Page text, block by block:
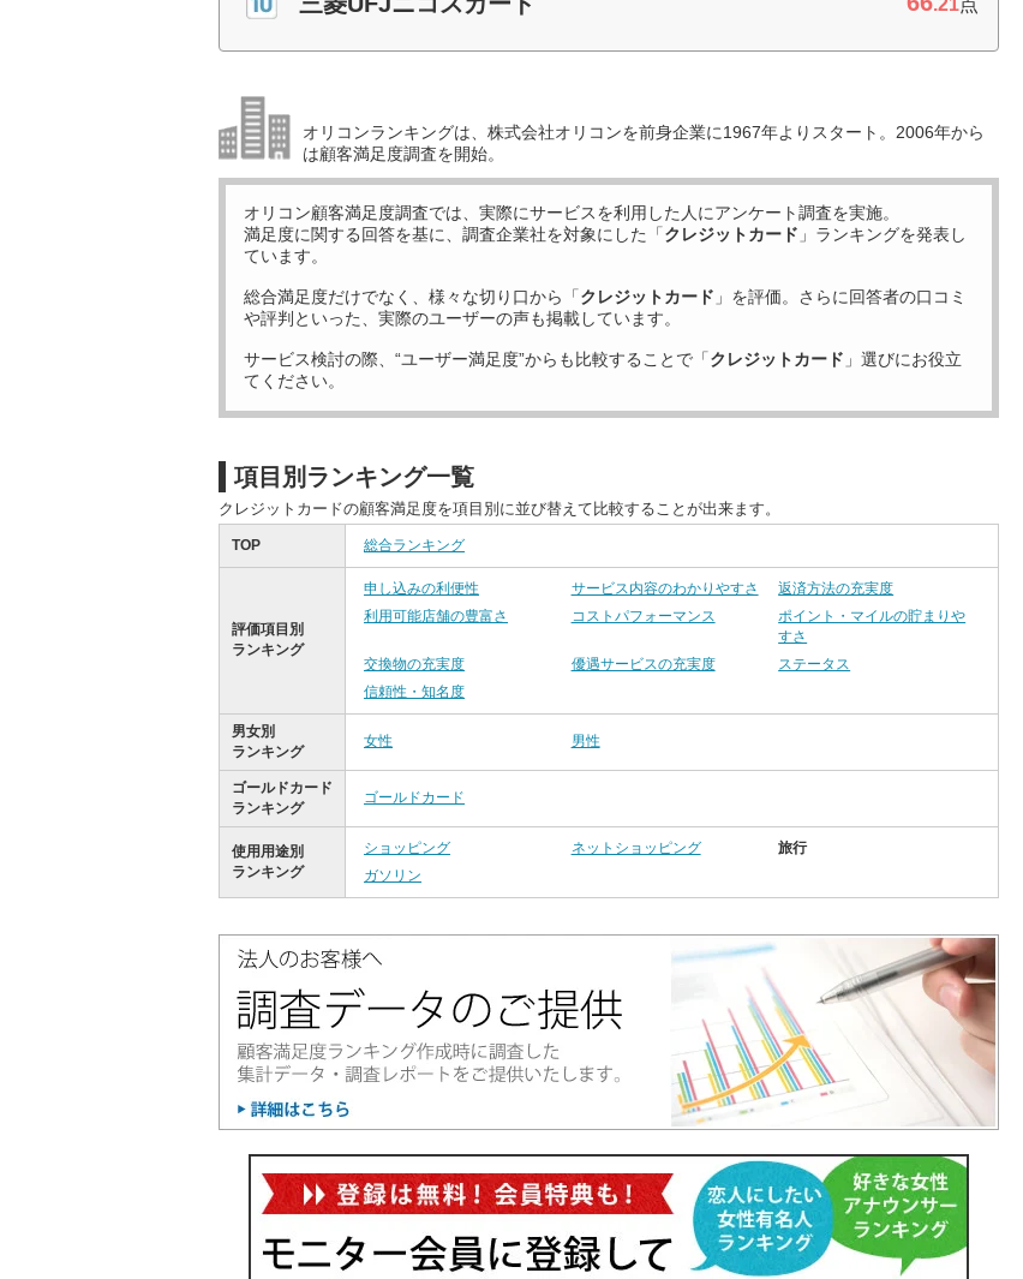
.21点
オリコンランキングは、株式会社オリコンを前身企業に1967年よりスタート。2006年から
は顧客満足度調査を開始。
オリコン顧客満足度調査では、実際にサービスを利用した 人にアンケート調査を実施。
満足度に関する回答を基に、調査企業社を対象にした「クレジットカード 」ランキングを発表し
ています。
総合満足度だけでなく、様々な切り口から「クレジットカード 」を評価。さらに回答者の口コミ
や評判といった、実際のユーザーの声も掲載しています。
サービス検討の際、“ユーザー満足度”からも比較することで「クレジットカード 」選びにお役立
てください。
項目別ランキング一覧
クレジットカードの顧客満足度を項目別に並び替えて比較することが出来ます。
TOP 総合ランキング
評価項目別
ランキング
申し込みの利便性 サービス内容のわかりやすさ
返済方法の充実度
利用可能店舗の豊富さ
コストパフォーマンス
ポイント・マイルの貯まりや
すさ
交換物の充実度
優遇サービスの充実度
ステータス
信頼性・知名度
男女別
ランキング
女性 男性
ゴールドカード
ランキング
ゴールドカード
使用用途別
ランキング
ショッピング ネットショッピング
旅行
ガソリン